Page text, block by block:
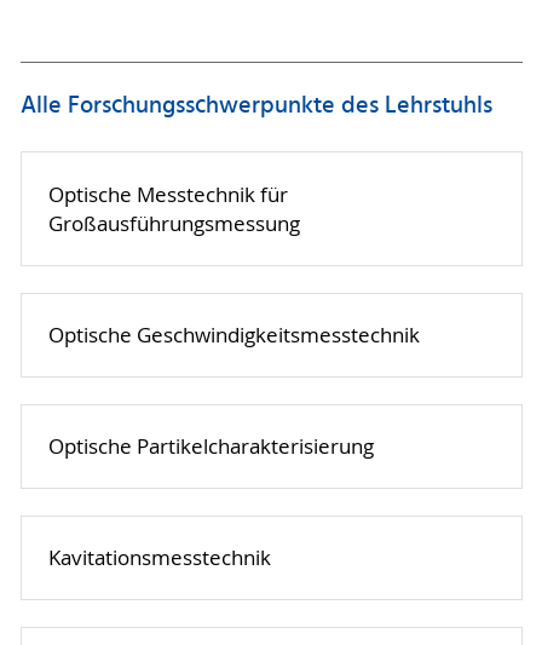
Alle Forschungsschwerpunkte des Lehrstuhls
Optische Messtechnik für
Großausführungsmessung
Optische Geschwindigkeitsmesstechnik
Optische Partikelcharakterisierung
Kavitationsmesstechnik